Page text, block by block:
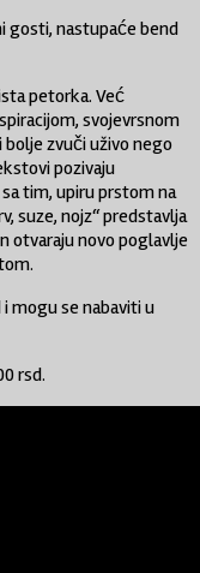
gosti, nastupaće bend
petorka. Već
svojevrsnom
zvuči uživo nego
pozivaju
tim, upiru prstom na
suze, nojz“ predstavlja
otvaraju novo poglavlje
mogu se nabaviti u
rsd.